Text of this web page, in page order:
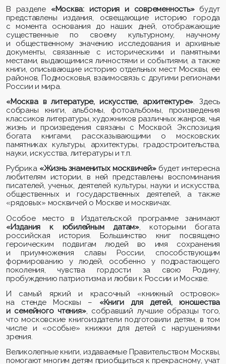
В разделе «Москва: история и современность»будут
представлены издания, освещающие историю города
с момента основания до наших дней, отображающие
существенные по своему культурному, научному
и общественному значению исследования и архивные
документы, связанные с историческими и памятными
местами, выдающимися личностями и событиями, а также
книги, описывающие историю отдельных мест Москвы, ее
районов, Подмосковья, взаимосвязь с другими регионами
России и мира.
«Москва в литературе, искусстве, архитектуре». Здесь
собраны книги, альбомы, фотоальбомы, произведения
классиков литературы, художников различных жанров, чья
жизнь и произведения связаны с Москвой. Экспозиция
богата книгами, рассказывающими о московских
памятниках культуры, архитектуры, градостроительства,
науки, искусства, литературы и т.п.
Рубрика «Жизнь знаменитых москвичей»будет интересна
любителям истории, в ней представлены воспоминания
писателей, ученых, деятелей культуры, науки и искусства,
общественных и государственных деятелей, а также
«рядовых» москвичей о Москве и москвичах.
Особое место в Издательской программе занимают
«Издания к юбилейным датам», которыми богата
российская история. Большинство книг посвящено
героическим подвигам людей во имя сохранения
и приумножения славы России, способствующим
формированию у людей, особенно у подрастающего
поколения, чувства гордости за свою Родину,
пробуждению патриотизма и любви к России и Москве.
И самый яркий и красочный «книжный островок»
на стенде Москвы – «Книги для детей, юношества
и семейного чтения», собравший лучшие образцы того,
что московские книгоиздатели подготовили детям, в том
числе и «особые» книжки для детей с нарушениями
зрения.
Великолепные книги, издаваемые Правительством Москвы,
помогают многим детям приобщиться к прекрасному, учат